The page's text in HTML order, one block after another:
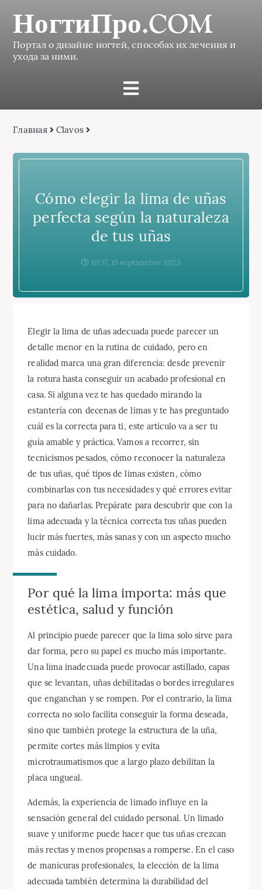
НогтиПро.COM
Портал о дизайне ногтей, способах их лечения и
ухода за ними.
Главная Сlavos
Cómo elegir la lima de uñas
perfecta según la naturaleza
de tus uñas
10:37, 15 septiembre 2025
Elegir la lima de uñas adecuada puede parecer un
detalle menor en la rutina de cuidado, pero en
realidad marca una gran diferencia: desde prevenir
la rotura hasta conseguir un acabado profesional en
casa. Si alguna vez te has quedado mirando la
estantería con decenas de limas y te has preguntado
cuál es la correcta para ti, este artículo va a ser tu
guía amable y práctica. Vamos a recorrer, sin
tecnicismos pesados, cómo reconocer la naturaleza
de tus uñas, qué tipos de limas existen, cómo
combinarlas con tus necesidades y qué errores evitar
para no dañarlas. Prepárate para descubrir que con la
lima adecuada y la técnica correcta tus uñas pueden
lucir más fuertes, más sanas y con un aspecto mucho
más cuidado.
Por qué la lima importa: más que
estética, salud y función
Al principio puede parecer que la lima solo sirve para
dar forma, pero su papel es mucho más importante.
Una lima inadecuada puede provocar astillado, capas
que se levantan, uñas debilitadas o bordes irregulares
que enganchan y se rompen. Por el contrario, la lima
correcta no solo facilita conseguir la forma deseada,
sino que también protege la estructura de la uña,
permite cortes más limpios y evita
microtraumatismos que a largo plazo debilitan la
placa ungueal.
Además, la experiencia de limado influye en la
sensación general del cuidado personal. Un limado
suave y uniforme puede hacer que tus uñas crezcan
más rectas y menos propensas a romperse. En el caso
de manicuras profesionales, la elección de la lima
adecuada también determina la durabilidad del